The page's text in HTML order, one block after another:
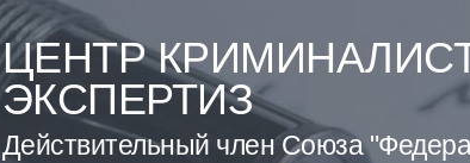
ЦЕНТР
ЭКСПЕРТИЗ
Действительный член Союза